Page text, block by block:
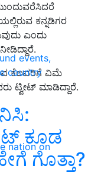
events,
country
nation on
ಕನ್ನಡಿಗರ
ಎಂದು
ಕೆಲವರಿಗೆ ವಿಮೆ
ಟ್ವೀಟ್ ಮಾಡಿದ್ದಾರೆ.
ಕೂಡ
ಗೊತ್ತಾ?